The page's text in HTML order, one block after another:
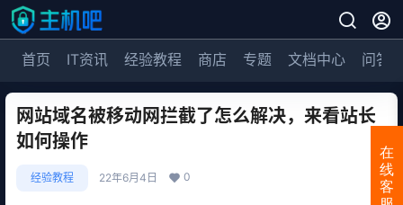
首页 IT资讯 经验教程 商店 专题 文档中心 问答
网站域名被移动网拦截了怎么解决，来看站长
如何操作
经验教程 22年6月4日 0
在
线
客